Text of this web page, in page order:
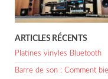
ARTICLES RÉCENTS
Platines vinyles Bluetooth
Barre de son : Comment